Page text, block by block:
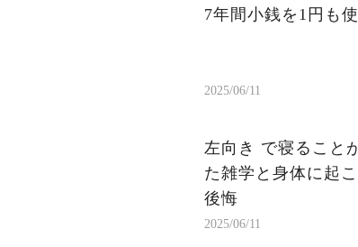
7年間小銭を1円も
2025/06/11
左向き で寝ること
た雑学と身体に起
後悔
2025/06/11